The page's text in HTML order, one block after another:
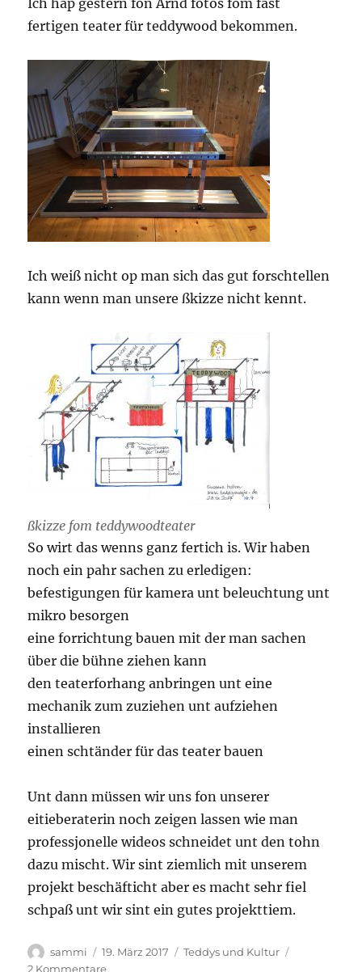
Ich hap gestern fon Arnd fotos fom fast
fertigen teater für teddywood bekommen.
Ich weiß nicht op man sich das gut forschtellen
kann wenn man unsere ßkizze nicht kennt.
ßkizze fom teddywoodteater
So wirt das wenns ganz fertich is. Wir haben
noch ein pahr sachen zu erledigen:
befestigungen für kamera unt beleuchtung unt
mikro besorgen
eine forrichtung bauen mit der man sachen
über die bühne ziehen kann
den teaterforhang anbringen unt eine
mechanik zum zuziehen unt aufziehen
installieren
einen schtänder für das teater bauen
Unt dann müssen wir uns fon unserer
eitieberaterin noch zeigen lassen wie man
professjonelle wideos schneidet unt den tohn
dazu mischt. Wir sint ziemlich mit unserem
projekt beschäfticht aber es macht sehr fiel
schpaß unt wir sint ein gutes projekttiem.
Autor
sammi
Veröffentlicht
am
19. März 2017 Kategorien
Teddys und Kultur
2 Kommentarezu